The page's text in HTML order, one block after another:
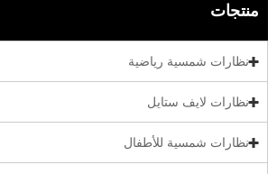
منتجات
نظارات شمسية رياضية
نظارات لايف ستايل
نظارات شمسية للأطفال